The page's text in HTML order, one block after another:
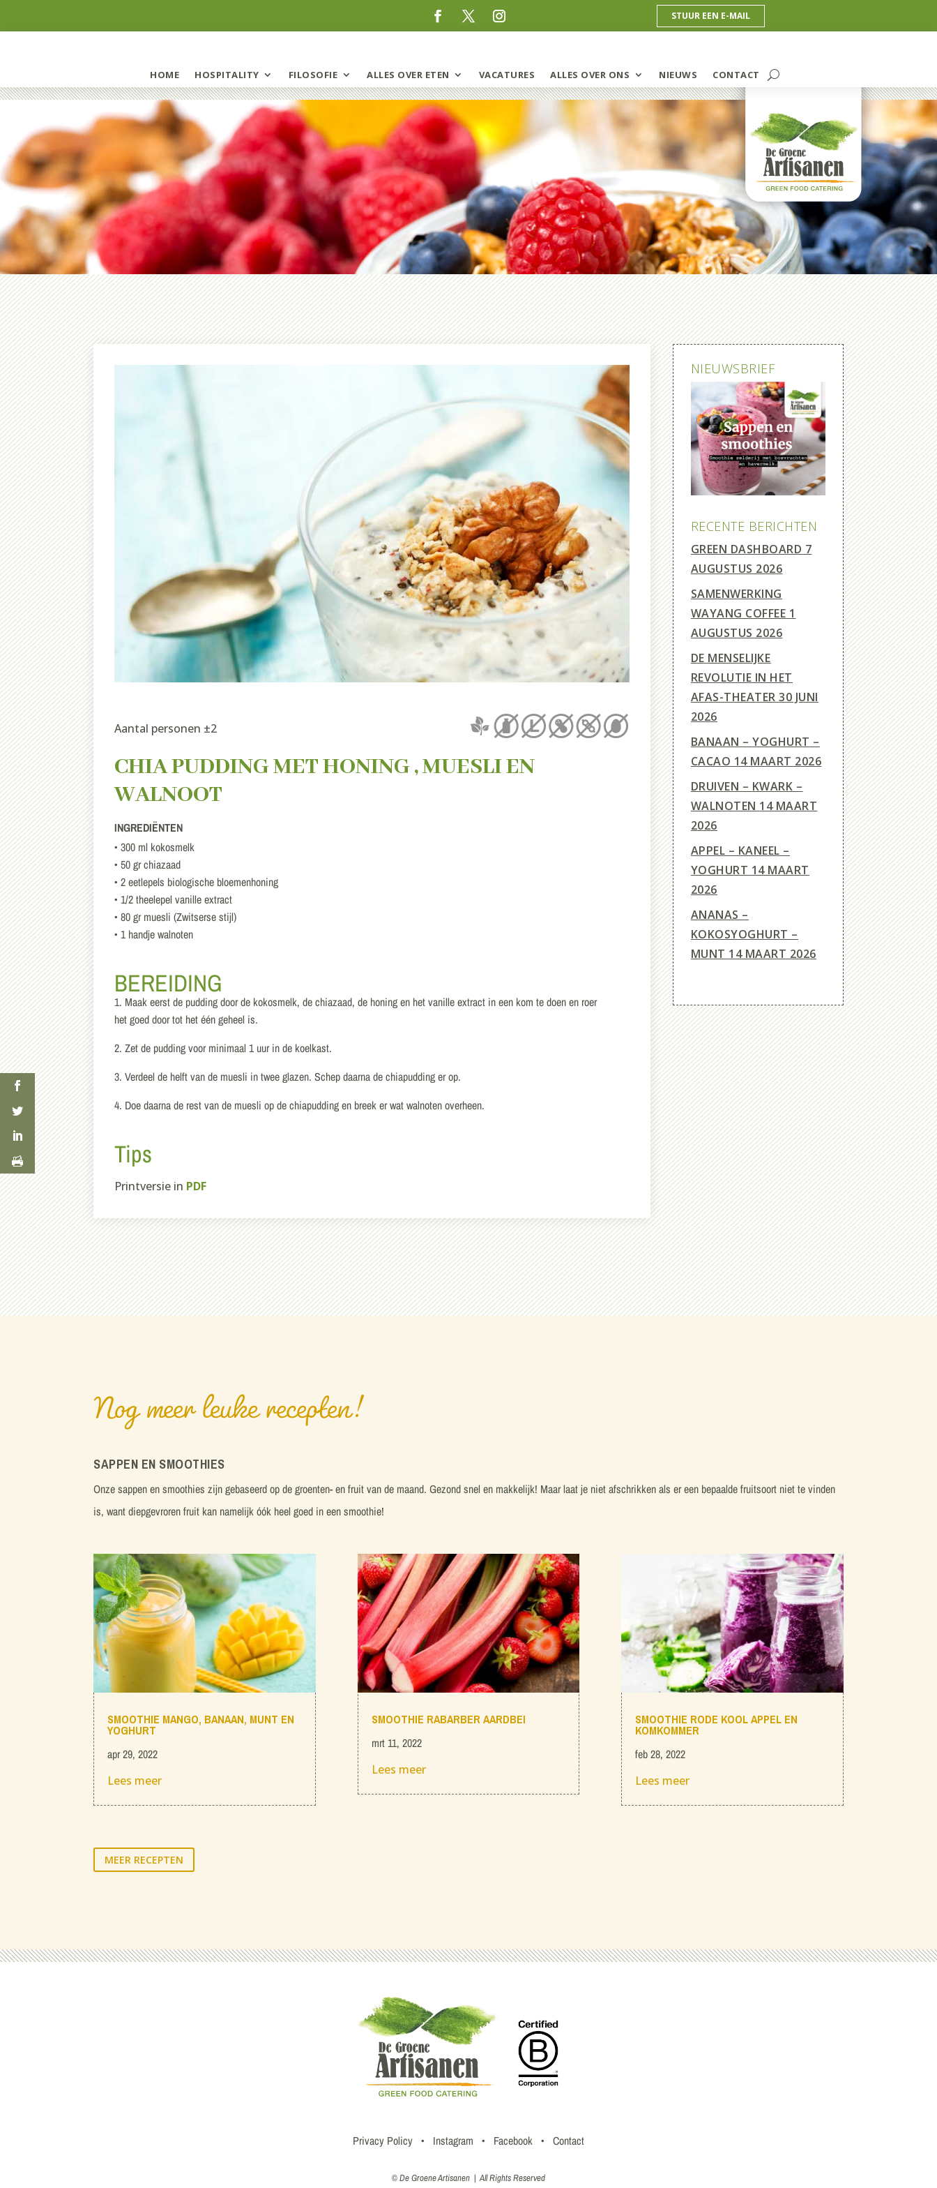
STUUR EEN E-MAIL
HOME HOSPITALITY FILOSOFIE ALLES OVER ETEN VACATURES ALLES OVER ONS NIEUWS CONTACT
Aantal personen ±2
CHIA PUDDING MET HONING , MUESLI EN
WALNOOT
INGREDIËNTEN
• 300 ml kokosmelk
• 50 gr chiazaad
• 2 eetlepels biologische bloemenhoning
• 1/2 theelepel vanille extract
• 80 gr muesli (Zwitserse stijl)
• 1 handje walnoten
BEREIDING
1. Maak eerst de pudding door de kokosmelk, de chiazaad, de honing en het vanille extract in een kom te doen en roer
het goed door tot het één geheel is.
2. Zet de pudding voor minimaal 1 uur in de koelkast.
3. Verdeel de helft van de muesli in twee glazen. Schep daarna de chiapudding er op.
4. Doe daarna de rest van de muesli op de chiapudding en breek er wat walnoten overheen.
Tips
Printversie in PDF
NIEUWSBRIEF
RECENTE BERICHTEN
GREEN DASHBOARD 7
AUGUSTUS 2026
SAMENWERKING
WAYANG COFFEE 1
AUGUSTUS 2026
DE MENSELIJKE
REVOLUTIE IN HET
AFAS-THEATER 30 JUNI
2026
BANAAN – YOGHURT –
CACAO 14 MAART 2026
DRUIVEN – KWARK –
WALNOTEN 14 MAART
2026
APPEL – KANEEL –
YOGHURT 14 MAART
2026
ANANAS –
KOKOSYOGHURT –
MUNT 14 MAART 2026
Nog meer leuke recepten!
SAPPEN EN SMOOTHIES
Onze sappen en smoothies zijn gebaseerd op de groenten- en fruit van de maand. Gezond snel en makkelijk! Maar laat je niet afschrikken als er een bepaalde fruitsoort niet te vinden
is, want diepgevroren fruit kan namelijk óók heel goed in een smoothie!
SMOOTHIE MANGO, BANAAN, MUNT EN
YOGHURT
apr 29, 2022
Lees meer
SMOOTHIE RABARBER AARDBEI
mrt 11, 2022
Lees meer
SMOOTHIE RODE KOOL APPEL EN
KOMKOMMER
feb 28, 2022
Lees meer
MEER RECEPTEN
Privacy Policy • Instagram • Facebook • Contact
© De Groene Artisanen | All Rights Reserved